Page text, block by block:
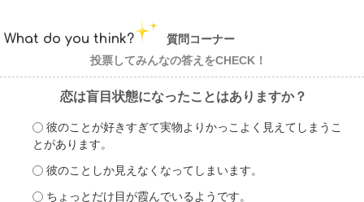
What do you think?
質問コーナー
投票してみんなの答えをCHECK！
恋は盲目状態になったことはありますか？
彼のことが好きすぎて実物よりかっこよく見えてしまうこ
とがあります。
彼のことしか見えなくなってしまいます。
ちょっとだけ目が霞んでいるようです。